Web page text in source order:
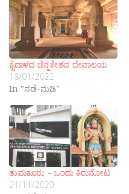
ಕೈದಾಳದ ಚೆನ್ನಕೇಶವ ದೇವಾಲಯ
18/01/2022
In "ನಡೆ-ನುಡಿ"
ತುಮಕೂರು – ಒಂದು ಕಿರುನೋಟ
21/11/2020